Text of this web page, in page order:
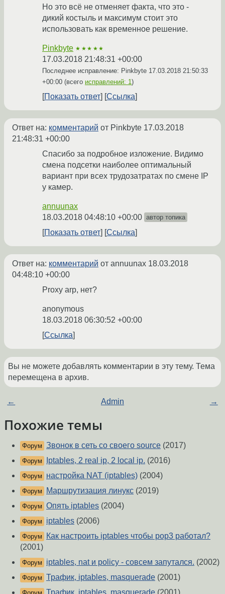
Но это всё не отменяет факта, что это -
дикий костыль и максимум стоит это
использовать как временное решение.
Pinkbyte ★★★★★
17.03.2018 21:48:31 +00:00
Последнее исправление: Pinkbyte 17.03.2018 21:50:33
+00:00 (всего исправлений: 1)
Показать ответ Ссылка
Ответ на: комментарий от Pinkbyte 17.03.2018
21:48:31 +00:00
Спасибо за подробное изложение. Видимо
смена подсетки наиболее оптимальный
вариант при всех трудозатратах по смене IP
у камер.
annuunax
18.03.2018 04:48:10 +00:00 автор топика
Показать ответ Ссылка
Ответ на: комментарий от annuunax 18.03.2018
04:48:10 +00:00
Proxy arp, нет?
anonymous
18.03.2018 06:30:52 +00:00
Ссылка
Вы не можете добавлять комментарии в эту тему. Тема
перемещена в архив.
← Admin →
Похожие темы
Форум Звонок в сеть со своего source (2017)
Форум Iptables, 2 real ip, 2 local ip. (2016)
Форум настройка NAT (iptables) (2004)
Форум Маршрутизация линукс (2019)
Форум Опять iptables (2004)
Форум iptables (2006)
Форум
Как настроить iptables чтобы pop3 работал?
(2001)
Форум iptables, nat и policy - совсем запутался. (2002)
Форум Трафик, iptables, masquerade (2001)
Трафик, iptables, masquerade (2001)